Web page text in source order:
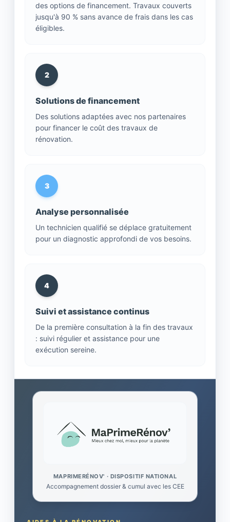
des options de financement. Travaux couverts
jusqu'à 90 % sans avance de frais dans les cas
éligibles.
2
Solutions de financement
Des solutions adaptées avec nos partenaires
pour financer le coût des travaux de
rénovation.
3
Analyse personnalisée
Un technicien qualifié se déplace gratuitement
pour un diagnostic approfondi de vos besoins.
4
Suivi et assistance continus
De la première consultation à la fin des travaux
: suivi régulier et assistance pour une
exécution sereine.
MAPRIMERÉNOV' · DISPOSITIF NATIONAL
Accompagnement dossier & cumul avec les CEE